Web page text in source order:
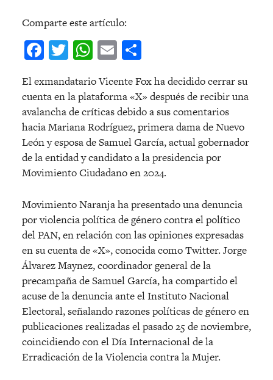
Comparte este artículo:
Facebook
Twitter
WhatsApp
Email
El exmandatario Vicente Fox ha decidido cerrar su
cuenta en la plataforma «X» después de recibir una
avalancha de críticas debido a sus comentarios
hacia Mariana Rodríguez, primera dama de Nuevo
León y esposa de Samuel García, actual gobernador
de la entidad y candidato a la presidencia por
Movimiento Ciudadano en 2024.
Movimiento Naranja ha presentado una denuncia
por violencia política de género contra el político
del PAN, en relación con las opiniones expresadas
en su cuenta de «X», conocida como Twitter. Jorge
Álvarez Maynez, coordinador general de la
precampaña de Samuel García, ha compartido el
acuse de la denuncia ante el Instituto Nacional
Electoral, señalando razones políticas de género en
publicaciones realizadas el pasado 25 de noviembre,
coincidiendo con el Día Internacional de la
Erradicación de la Violencia contra la Mujer.